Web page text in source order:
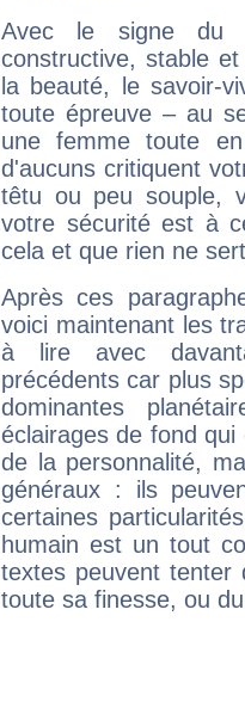
Avec le signe du
constructive, stable
la beauté, le savoir-
toute épreuve – au
une femme toute
d'aucuns critiquent
têtu ou peu souple,
votre sécurité est à
cela et que rien ne
Après ces
voici maintenant les
à lire avec
précédents car plus
dominantes
éclairages de fond
de la personnalité,
généraux : ils
certaines
humain est un tout
textes peuvent tenter
toute sa finesse, ou